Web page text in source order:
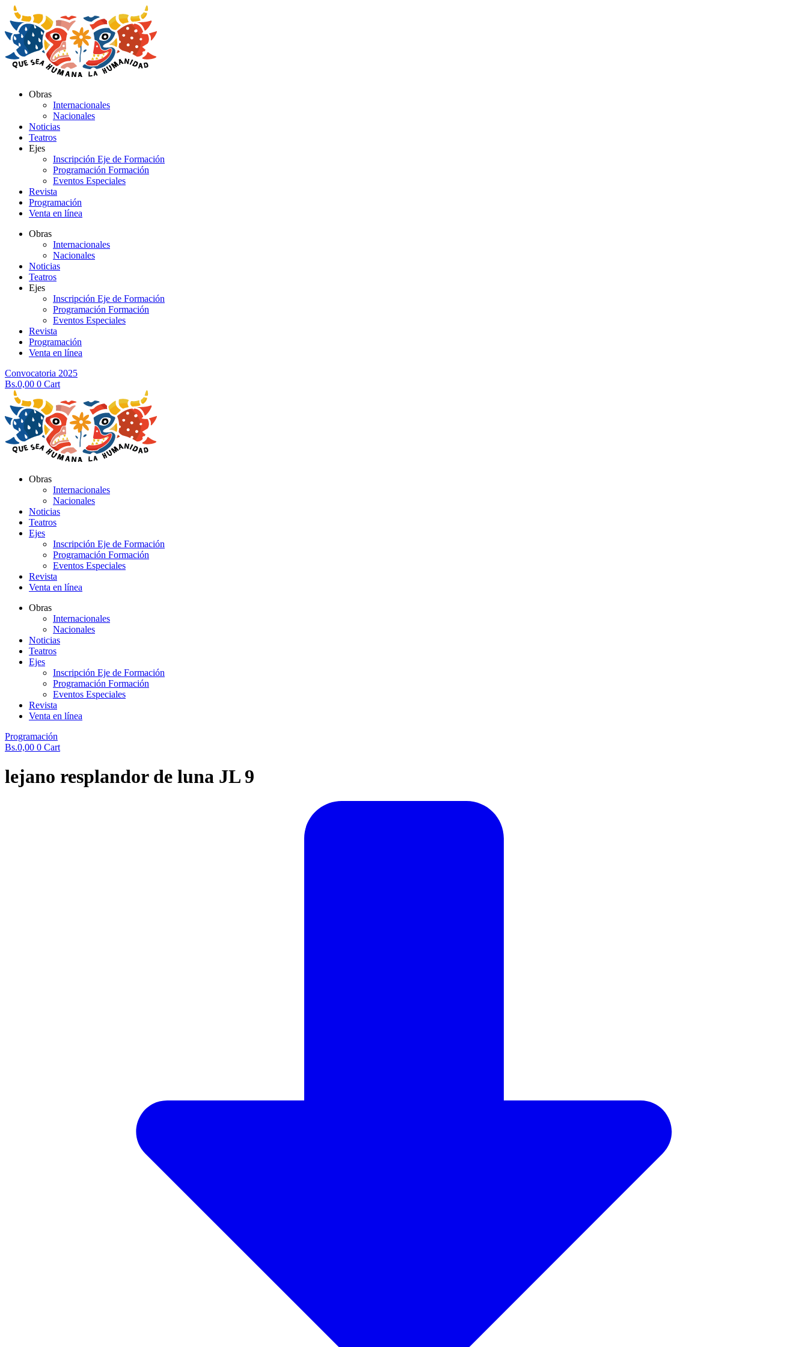
al
contenido
Obras
Internacionales
Nacionales
Noticias
Teatros
Ejes
Inscripción Eje de Formación
Programación Formación
Eventos Especiales
Revista
Programación
Venta en línea
Obras
Internacionales
Nacionales
Noticias
Teatros
Ejes
Inscripción Eje de Formación
Programación Formación
Eventos Especiales
Revista
Programación
Venta en línea
Convocatoria 2025
Bs.0,00 0 Cart
Obras
Internacionales
Nacionales
Noticias
Teatros
Ejes
Inscripción Eje de Formación
Programación Formación
Eventos Especiales
Revista
Venta en línea
Obras
Internacionales
Nacionales
Noticias
Teatros
Ejes
Inscripción Eje de Formación
Programación Formación
Eventos Especiales
Revista
Venta en línea
Programación
Bs.0,00 0 Cart
lejano resplandor de luna JL 9